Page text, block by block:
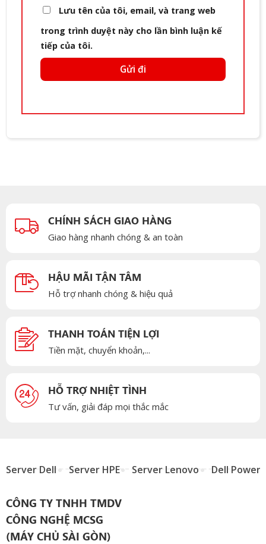
Lưu tên của tôi, email, và trang web
trong trình duyệt này cho lần bình luận kế
tiếp của tôi.
CHÍNH SÁCH GIAO HÀNG
Giao hàng nhanh chóng & an toàn
HẬU MÃI TẬN TÂM
Hỗ trợ nhanh chóng & hiệu quả
THANH TOÁN TIỆN LỢI
Tiền mặt, chuyển khoản,...
HỖ TRỢ NHIỆT TÌNH
Tư vấn, giải đáp mọi thắc mắc
Server Dell Server HPE Server Lenovo Dell
CÔNG TY TNHH TMDV
CÔNG NGHỆ MCSG
(MÁY CHỦ SÀI GÒN)